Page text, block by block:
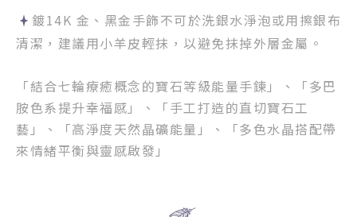
鍍14K 金、黑金手飾不可於洗銀水淨泡或用擦銀布
清潔，建議用小羊皮輕抹，以避免抹掉外層金屬。
「結合七輪療癒概念的寶石等級能量手鍊」、「多巴
胺色系提升幸福感」、「手工打造的直切寶石工
藝」、「高淨度天然晶礦能量」、「多色水晶搭配帶
來情緒平衡與靈感啟發」